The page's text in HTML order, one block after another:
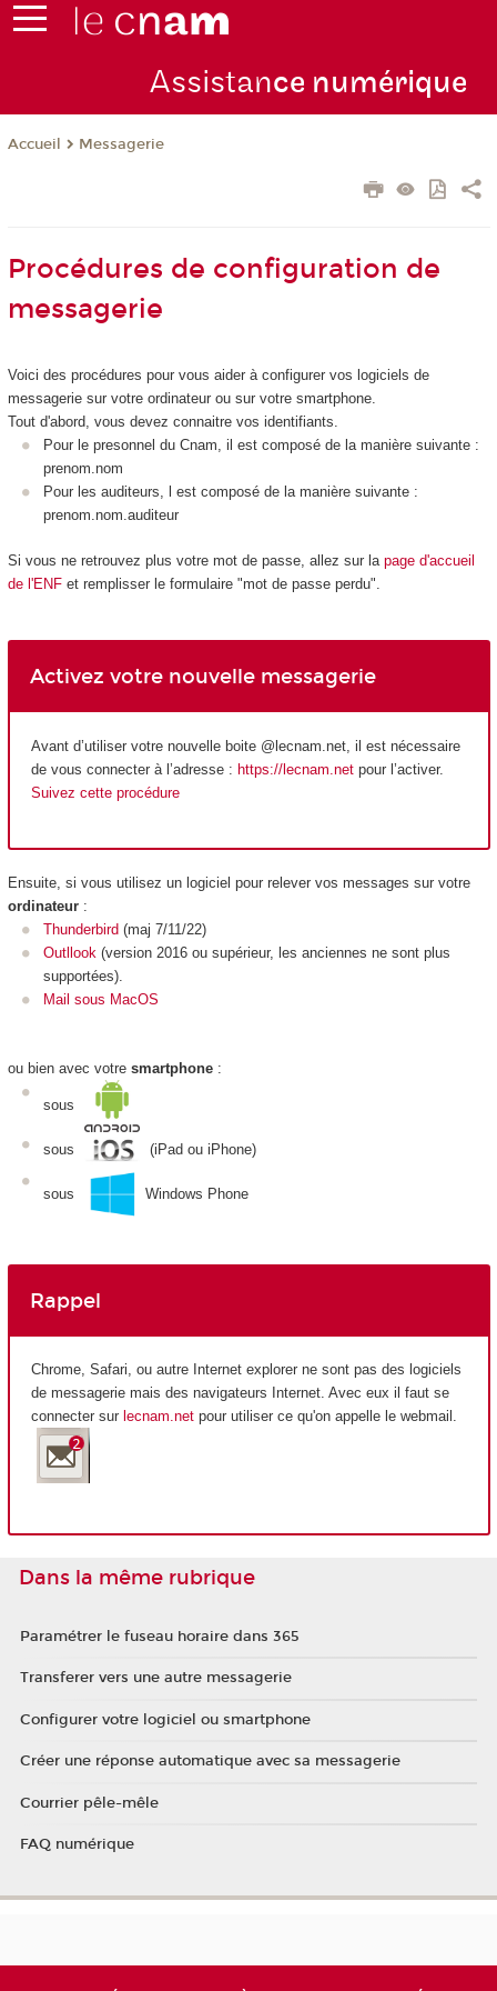
Assistance numérique
Accueil Messagerie
Procédures de configuration de
messagerie
Voici des procédures pour vous aider à configurer vos logiciels de
messagerie sur votre ordinateur ou sur votre smartphone.
Tout d'abord, vous devez connaitre vos identifiants.
Pour le presonnel du Cnam, il est composé de la manière suivante :
prenom.nom
Pour les auditeurs, l est composé de la manière suivante :
prenom.nom.auditeur
Si vous ne retrouvez plus votre mot de passe, allez sur lapage d'accueil
de l'ENFet remplisser le formulaire "mot de passe perdu".
Activez votre nouvelle messagerie
Avant d’utiliser votre nouvelle boite @lecnam.net, il est nécessaire
de vous connecter à l’adresse : https://lecnam.net pour l’activer.
Suivez cette procédure
Ensuite, si vous utilisez un logiciel pour relever vos messages sur votre
ordinateur :
Thunderbird (maj 7/11/22)
Outllook (version 2016 ou supérieur, les anciennes ne sont plus
supportées).
Mail sous MacOS
ou bien avec votre smartphone :
sous
sous (iPad ou iPhone)
sous Windows Phone
Rappel
Chrome, Safari, ou autre Internet explorer ne sont pas des logiciels
de messagerie mais des navigateurs Internet. Avec eux il faut se
connecter sur lecnam.net pour utiliser ce qu'on appelle le webmail.
Dans la même rubrique
Paramétrer le fuseau horaire dans 365
Transferer vers une autre messagerie
Configurer votre logiciel ou smartphone
Créer une réponse automatique avec sa messagerie
Courrier pêle-mêle
FAQ numérique